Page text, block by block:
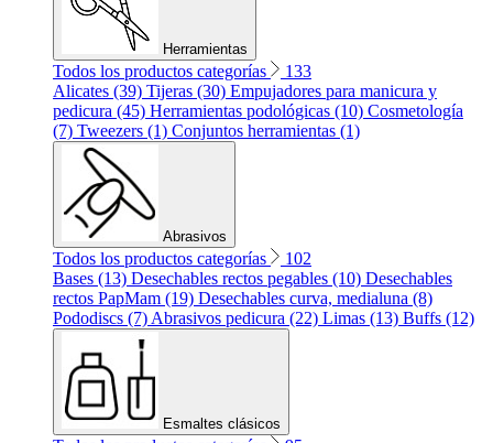
Herramientas
Todos los productos categorías
133
Alicates (39) Tijeras (30) Empujadores para manicura y
pedicura (45) Herramientas podológicas (10) Cosmetología
(7) Tweezers (1) Conjuntos herramientas (1)
Abrasivos
Todos los productos categorías
102
Bases (13) Desechables rectos pegables (10) Desechables
rectos PapMam (19) Desechables curva, medialuna (8)
Pododiscs (7) Abrasivos pedicura (22) Limas (13) Buffs (12)
Esmaltes clásicos